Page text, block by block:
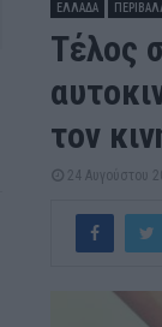
ΕΛΛΑΔΑ
Τέλος
τον
24 Αυγούστου